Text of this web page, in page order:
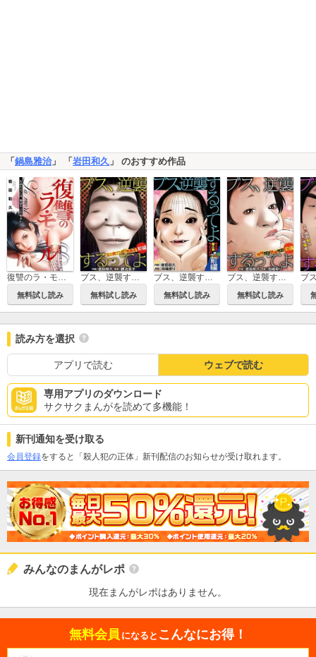
「鍋島雅治」 「岩田和久 」 のおすすめ作品
復讐のラ・モール～お前たちには、地獄すら生ぬるい～【フルカラー】
無料試し読み 無料試し読み 無料試し読み 無料試し読み
読み方を選択
アプリで読む ウェブで読む
専用アプリのダウンロード
サクサクまんがを読めて多機能！
新刊通知を受け取る
会員登録をすると「殺人犯の正体」新刊配信のお知らせが受け取れます。
みんなのまんがレポ
現在まんがレポはありません。
無料会員 になると こんなにお得！